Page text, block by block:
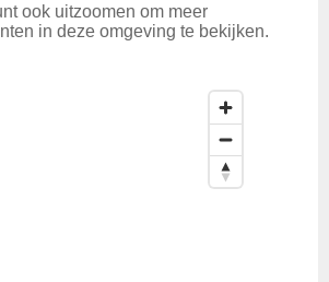
ook uitzoomen om meer
in deze omgeving te bekijken.